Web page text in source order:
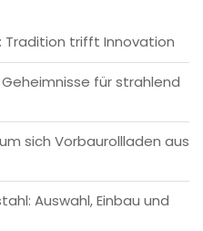
Tradition trifft Innovation
für strahlend
sich Vorbaurollladen aus
Auswahl, Einbau und